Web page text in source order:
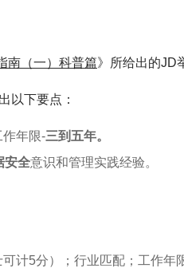
南（一）科普篇》所给出的JD
以下要点：
作年限-三到五年。
安全意识和管理实践经验。
计5分）；行业匹配；工作年